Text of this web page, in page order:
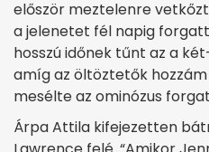
először meztelenre
a jelenetet fél napig
hosszú időnek tűnt az a
amíg az öltöztetők
mesélte az ominózus
Árpa Attila kifejezetten